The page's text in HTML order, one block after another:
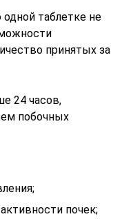
таблетке не
принятых за
24 часов,
побочных
почек;